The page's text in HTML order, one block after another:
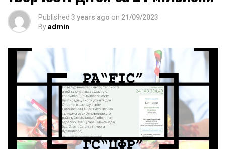
Published 3 years ago on 21/09/2023
Byadmin